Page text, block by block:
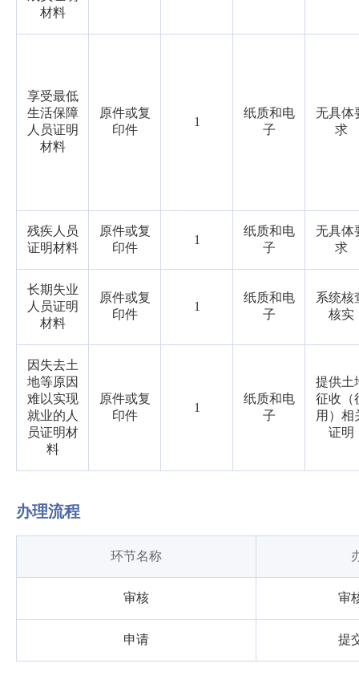
材料
享受最低
生活保障
人员证明
材料
原件或复
印件
1
纸质和电
子
无具体
求
残疾人员
证明材料
原件或复
印件
1
纸质和电
子
无具体
求
长期失业
人员证明
材料
原件或复
印件
1
纸质和电
子
系统核
核实
因失去土
地等原因
难以实现
就业的人
员证明材
料
原件或复
印件
1
纸质和电
子
提供土
征收（
用）相
证明
办理流程
环节名称
审核 审
申请 提